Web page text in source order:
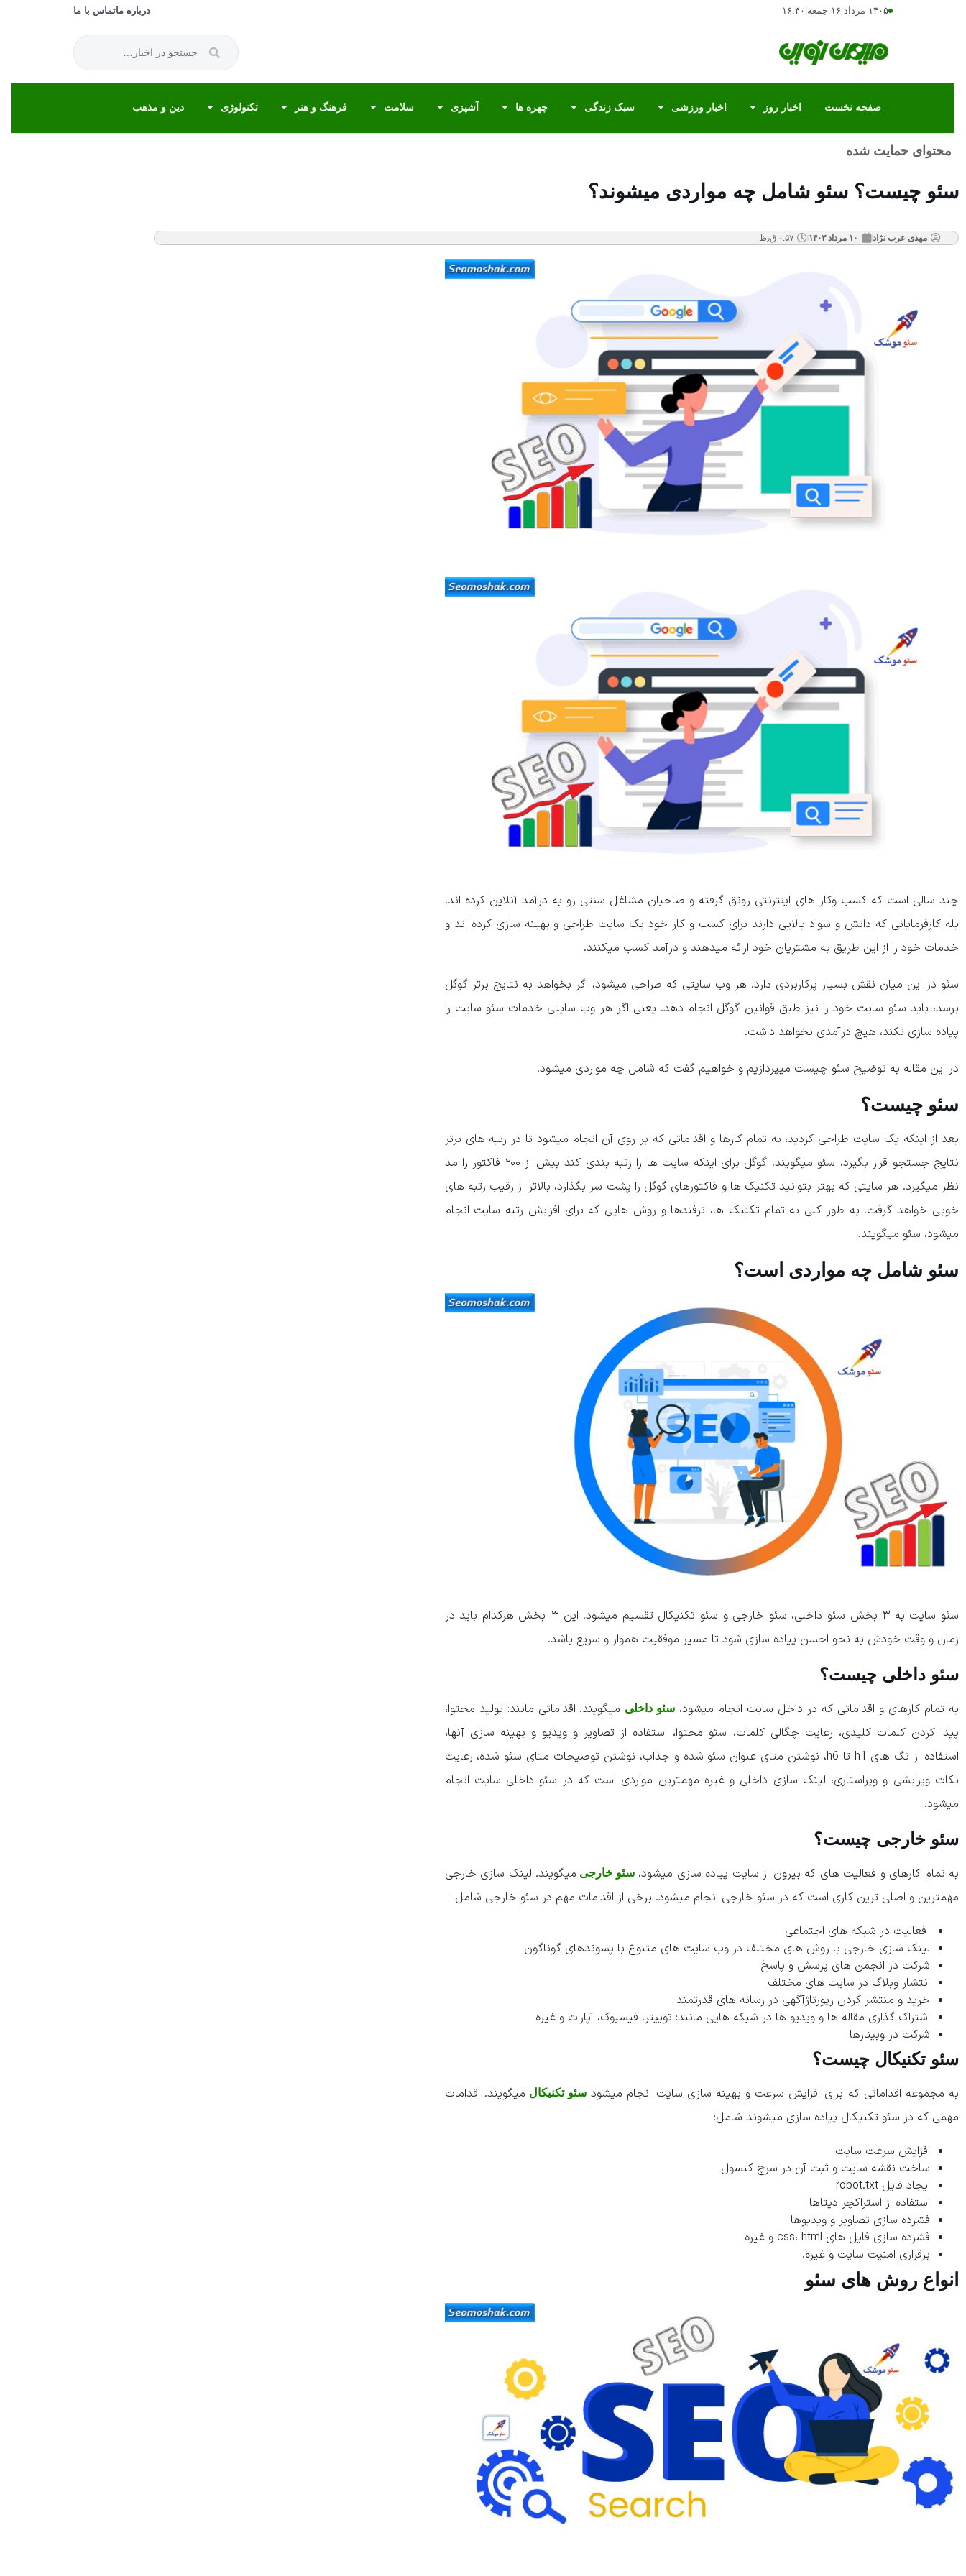
۱۴۰۵ مرداد ۱۶ جمعه ۱۶:۴۰ درباره ماتماس با ما
صفحه نخست اخبار روز اخبار ورزشی سبک زندگی چهره ها آشپزی سلامت فرهنگ و هنر تکنولوژی دین و مذهب
محتوای حمایت شده
سئو چیست؟ سئو شامل چه مواردی میشوند؟
مهدی عرب نژاد ۱۰ مرداد ۱۴۰۳ ۰:۵۷ ق٫ظ
چند سالی است که کسب وکار های اینترنتی رونق گرفته و صاحبان مشاغل سنتی رو به درآمد آنلاین کرده اند.
بله کارفرمایانی که دانش و سواد بالایی دارند برای کسب و کار خود یک سایت طراحی و بهینه سازی کرده اند و
خدمات خود را از این طریق به مشتریان خود ارائه میدهند و درآمد کسب میکنند.
سئو در این میان نقش بسیار پرکاربردی دارد. هر وب سایتی که طراحی میشود، اگر بخواهد به نتایج برتر گوگل
برسد، باید سئو سایت خود را نیز طبق قوانین گوگل انجام دهد. یعنی اگر هر وب سایتی خدمات سئو سایت را
پیاده سازی نکند، هیچ درآمدی نخواهد داشت.
در این مقاله به توضیح سئو چیست میپردازیم و خواهیم گفت که شامل چه مواردی میشود.
سئو چیست؟
بعد از اینکه یک سایت طراحی کردید، به تمام کارها و اقداماتی که بر روی آن انجام میشود تا در رتبه های برتر
نتایج جستجو قرار بگیرد، سئو میگویند. گوگل برای اینکه سایت ها را رتبه بندی کند بیش از ۲۰۰ فاکتور را مد
نظر میگیرد. هر سایتی که بهتر بتوانید تکنیک ها و فاکتورهای گوگل را پشت سر بگذارد، بالاتر از رقیب رتبه های
خوبی خواهد گرفت. به طور کلی به تمام تکنیک ها، ترفندها و روش هایی که برای افزایش رتبه سایت انجام
میشود، سئو میگویند.
سئو شامل چه مواردی است؟
سئو سایت به ۳ بخش سئو داخلی، سئو خارجی و سئو تکنیکال تقسیم میشود. این ۳ بخش هرکدام باید در
زمان و وقت خودش به نحو احسن پیاده سازی شود تا مسیر موفقیت هموار و سریع باشد.
سئو داخلی چیست؟
به تمام کارهای و اقداماتی که در داخل سایت انجام میشود، سئو داخلی میگویند. اقداماتی مانند: تولید محتوا،
پیدا کردن کلمات کلیدی، رعایت چگالی کلمات، سئو محتوا، استفاده از تصاویر و ویدیو و بهینه سازی آنها،
استفاده از تگ های h1 تا h6، نوشتن متای عنوان سئو شده و جذاب، نوشتن توصیحات متای سئو شده، رعایت
نکات ویرایشی و ویراستاری، لینک سازی داخلی و غیره مهمترین مواردی است که در سئو داخلی سایت انجام
میشود.
سئو خارجی چیست؟
به تمام کارهای و فعالیت های که بیرون از سایت پیاده سازی میشود،سئو خارجی میگویند. لینک سازی خارجی
مهمترین و اصلی ترین کاری است که در سئو خارجی انجام میشود. برخی از اقدامات مهم در سئو خارجی شامل:
فعالیت در شبکه های اجتماعی
لینک سازی خارجی با روش های مختلف در وب سایت های متنوع با پسوندهای گوناگون
شرکت در انجمن های پرسش و پاسخ
انتشار وبلاگ در سایت های مختلف
خرید و منتشر کردن رپورتاژآگهی در رسانه های قدرتمند
اشتراک گذاری مقاله ها و ویدیو ها در شبکه هایی مانند: توییتر، فیسبوک، آپارات و غیره
شرکت در وبینارها
سئو تکنیکال چیست؟
به مجموعه اقداماتی که برای افزایش سرعت و بهینه سازی سایت انجام میشود سئو تکنیکال میگویند. اقدامات
مهمی که در سئو تکنیکال پیاده سازی میشوند شامل:
افزایش سرعت سایت
ساخت نقشه سایت و ثبت آن در سرچ کنسول
ایجاد فایل robot.txt
استفاده از استراکچر دیتاها
فشرده سازی تصاویر و ویدیوها
فشرده سازی فایل های css، html و غیره
برقراری امنیت سایت و غیره.
انواع روش های سئو